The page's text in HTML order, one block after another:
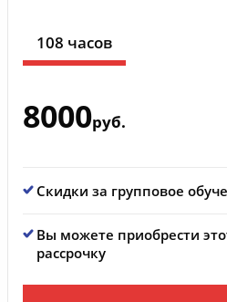
108 часов
8000руб.
Скидки за групповое
Вы можете приобрести
рассрочку